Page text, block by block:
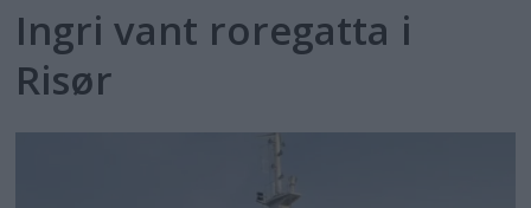
Ingri vant roregatta i
Risør